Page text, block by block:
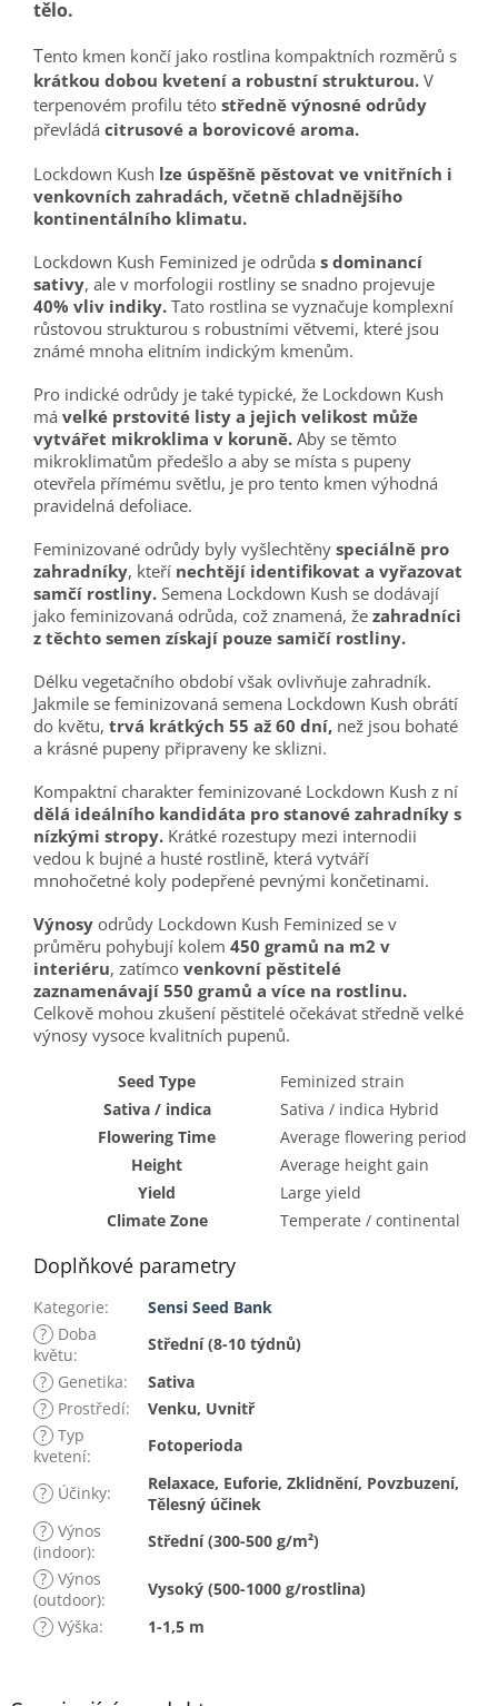
tělo.
Tento kmen končí jako rostlina kompaktních rozměrů s
krátkou dobou kvetení a robustní strukturou. V
terpenovém profilu této středně výnosné odrůdy
převládá citrusové a borovicové aroma.
Lockdown Kush lze úspěšně pěstovat ve vnitřních i
venkovních zahradách, včetně chladnějšího
kontinentálního klimatu.
Lockdown Kush Feminized je odrůda s dominancí
sativy, ale v morfologii rostliny se snadno projevuje
40% vliv indiky. Tato rostlina se vyznačuje komplexní
růstovou strukturou s robustními větvemi, které jsou
známé mnoha elitním indickým kmenům.
Pro indické odrůdy je také typické, že Lockdown Kush
má velké prstovité listy a jejich velikost může
vytvářet mikroklima v koruně. Aby se těmto
mikroklimatům předešlo a aby se místa s pupeny
otevřela přímému světlu, je pro tento kmen výhodná
pravidelná defoliace.
Feminizované odrůdy byly vyšlechtěny speciálně pro
zahradníky, kteří nechtějí identifikovat a vyřazovat
samčí rostliny. Semena Lockdown Kush se dodávají
jako feminizovaná odrůda, což znamená, že zahradníci
z těchto semen získají pouze samičí rostliny.
Délku vegetačního období však ovlivňuje zahradník.
Jakmile se feminizovaná semena Lockdown Kush obrátí
do květu, trvá krátkých 55 až 60 dní, než jsou bohaté
a krásné pupeny připraveny ke sklizni.
Kompaktní charakter feminizované Lockdown Kush z ní
dělá ideálního kandidáta pro stanové zahradníky s
nízkými stropy. Krátké rozestupy mezi internodii
vedou k bujné a husté rostlině, která vytváří
mnohočetné koly podepřené pevnými končetinami.
Výnosy odrůdy Lockdown Kush Feminized se v
průměru pohybují kolem 450 gramů na m2 v
interiéru, zatímco venkovní pěstitelé
zaznamenávají 550 gramů a více na rostlinu.
Celkově mohou zkušení pěstitelé očekávat středně velké
výnosy vysoce kvalitních pupenů.
Seed Type
Feminized strain
Sativa / indica
Sativa / indica Hybrid
Flowering Time
Average flowering period
Height
Average height gain
Yield
Large yield
Climate Zone
Temperate / continental
Doplňkové parametry
Kategorie:
Sensi Seed Bank
? Doba
květu:
Střední (8-10 týdnů)
? Genetika:
Sativa
? Prostředí:
Venku, Uvnitř
? Typ
kvetení:
Fotoperioda
? Účinky:
Relaxace, Euforie, Zklidnění, Povzbuzení,
Tělesný účinek
? Výnos
(indoor):
Střední (300-500 g/m²)
? Výnos
(outdoor):
Vysoký (500-1000 g/rostlina)
? Výška: 1-1,5 m